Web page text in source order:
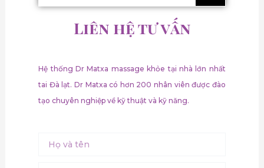
Liên hệ tư vấn
Hệ thống Dr Matxa massage khỏe tại nhà lớn nhất
tai Đà lạt. Dr Matxa có hơn 200 nhân viên được đào
tạo chuyên nghiệp về kỹ thuật và kỹ năng.
Name